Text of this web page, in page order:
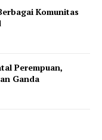
Komunitas
Perempuan,
Ganda